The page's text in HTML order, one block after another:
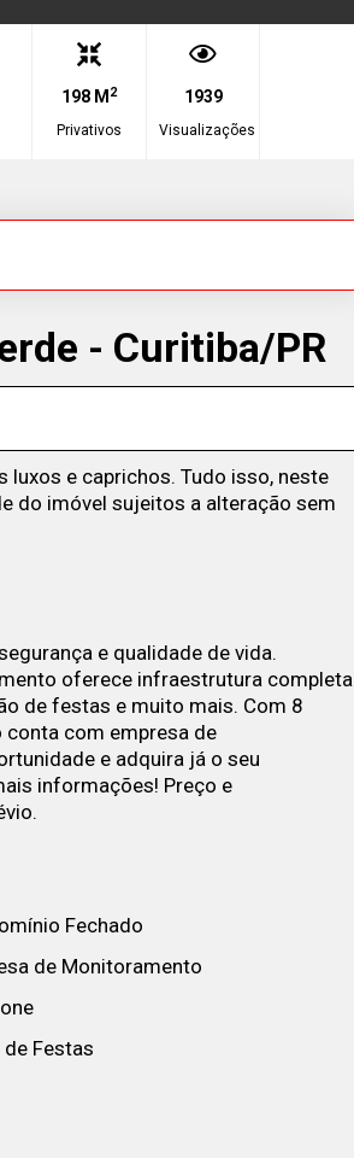
198 M 2
Privativos
1939
Visualizações
- Curitiba/PR
luxos e caprichos. Tudo isso, neste
do imóvel sujeitos a alteração sem
e qualidade de vida.
oferece infraestrutura completa
de festas e muito mais. Com 8
conta com empresa de
e adquira já o seu
informações! Preço e
Fechado
de Monitoramento
de Festas